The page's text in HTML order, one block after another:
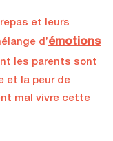
et leurs
d’émotions
les parents sont
et la peur de
mal vivre cette